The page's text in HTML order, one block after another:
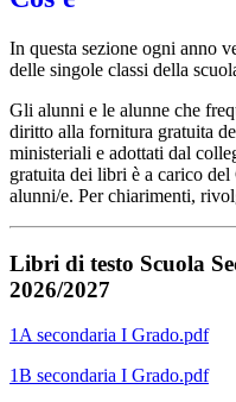
In questa sezione ogni anno
delle singole classi della
Gli alunni e le alunne che
diritto alla fornitura gratuita
ministeriali e adottati dal
gratuita dei libri è a carico
alunni/e. Per chiarimenti,
Libri di testo Scuola
2026/2027
1A secondaria I Grado.pdf
1B secondaria I Grado.pdf